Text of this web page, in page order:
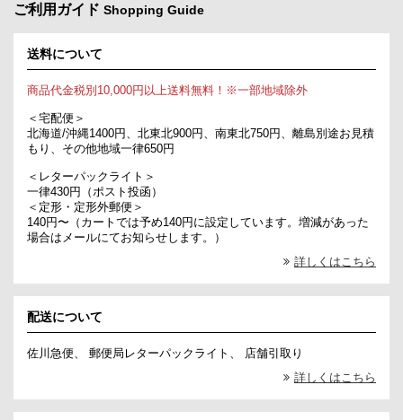
ご利用ガイド Shopping Guide
送料について
商品代金税別10,000円以上送料無料！※一部地域除外
＜宅配便＞
北海道/沖縄1400円、北東北900円、南東北750円、離島別途お見積
もり、その他地域一律650円
＜レターパックライト＞
一律430円（ポスト投函）
＜定形・定形外郵便＞
140円〜（カートでは予め140円に設定しています。増減があった
場合はメールにてお知らせします。）
詳しくはこちら
配送について
佐川急便、 郵便局レターパックライト、 店舗引取り
詳しくはこちら